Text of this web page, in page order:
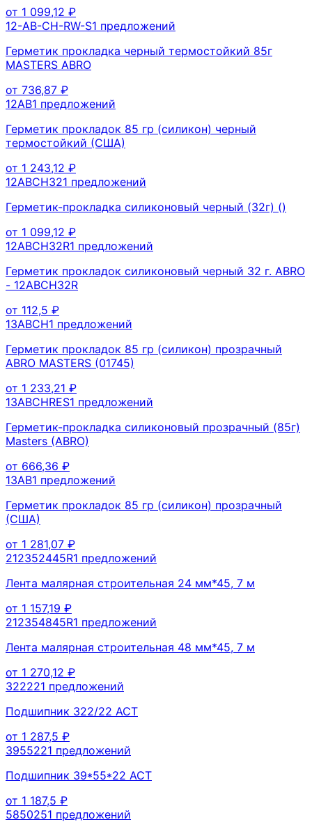
от 1 099,12 ₽
12-AB-CH-RW-S1 предложений
Герметик прокладка черный термостойкий 85г
MASTERS ABRO
от 736,87 ₽
12AB1 предложений
Герметик прокладок 85 гр (силикон) черный
термостойкий (США)
от 1 243,12 ₽
12ABCH321 предложений
Герметик-прокладка силиконовый черный (32г) ()
от 1 099,12 ₽
12ABCH32R1 предложений
Герметик прокладок силиконовый черный 32 г. ABRO
- 12ABCH32R
от 112,5 ₽
13ABCH1 предложений
Герметик прокладок 85 гр (силикон) прозрачный
ABRO MASTERS (01745)
от 1 233,21 ₽
13ABCHRES1 предложений
Герметик-прокладка силиконовый прозрачный (85г)
Masters (ABRO)
от 666,36 ₽
13АВ1 предложений
Герметик прокладок 85 гр (силикон) прозрачный
(США)
от 1 281,07 ₽
212352445R1 предложений
Лента малярная строительная 24 мм*45, 7 м
от 1 157,19 ₽
212354845R1 предложений
Лента малярная строительная 48 мм*45, 7 м
от 1 270,12 ₽
322221 предложений
Подшипник 322/22 ACT
от 1 287,5 ₽
3955221 предложений
Подшипник 39*55*22 ACT
от 1 187,5 ₽
5850251 предложений